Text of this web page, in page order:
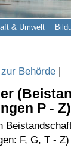
Behörde |
P - Z)
F, G, T - Z)
& Umwelt